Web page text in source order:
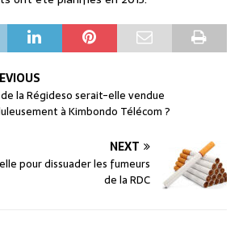
de la Régideso serait-elle vendue
à Kimbondo Télécom ?
NEXT
pour dissuader les fumeurs
de la RDC